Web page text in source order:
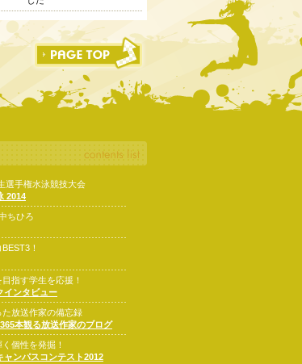
選手権水泳競技大会
2014
ちひろ
！
指す学生を応援！
インタビュー
放送作家の備忘録
本観る放送作家のブログ
個性を発掘！
ャンパスコンテスト2012